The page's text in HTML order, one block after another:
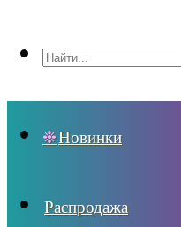
Новинки
Распродажа